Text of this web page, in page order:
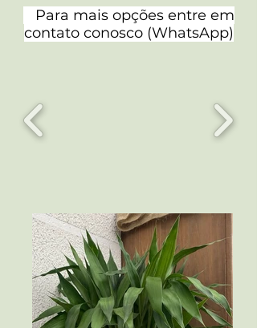
Para mais opções entre em
contato conosco (WhatsApp)